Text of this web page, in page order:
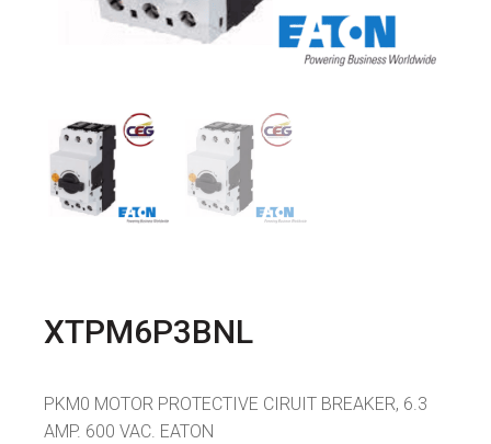
XTPM6P3BNL
PKM0 MOTOR PROTECTIVE CIRUIT BREAKER, 6.3
AMP. 600 VAC. EATON